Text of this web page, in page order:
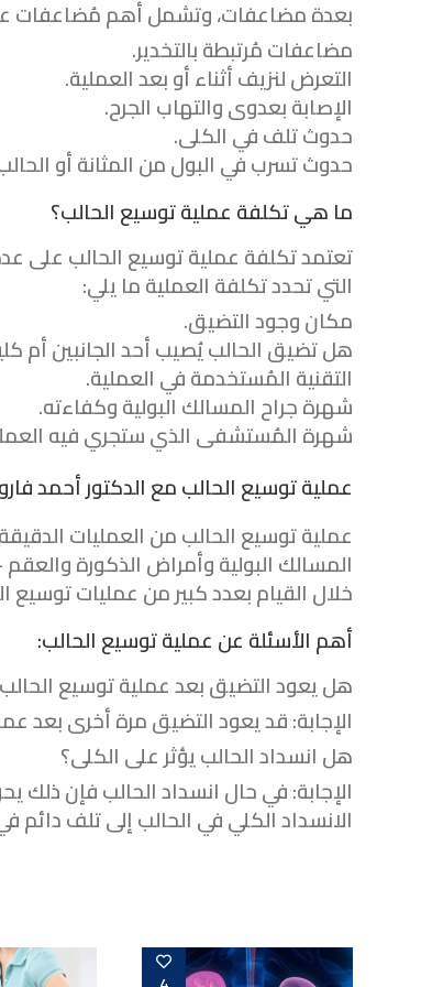
بعدة مضاعفات، وتشمل أهم مُضاعفات
مضاعفات مُرتبطة بالتخدير.
التعرض لنزيف أثناء أو بعد العملية.
الإصابة بعدوى والتهاب الجرح.
حدوث تلف في الكلى.
حدوث تسرب في البول من المثانة أو
ما هي تكلفة عملية توسيع الحالب؟
تعتمد تكلفة عملية توسيع الحالب على
التي تحدد تكلفة العملية ما يلي:
مكان وجود التضيق.
هل تضيق الحالب يُصيب أحد الجانبين أم
التقنية المُستخدمة في العملية.
شهرة جراح المسالك البولية وكفاءته.
شهرة المُستشفى الذي ستجري فيه
عملية توسيع الحالب مع الدكتور أحمد
عملية توسيع الحالب من العمليات
المسالك البولية وأمراض الذكورة والعقم
خلال القيام بعدد كبير من عمليات توسيع
أهم الأسئلة عن عملية توسيع الحالب:
هل يعود التضيق بعد عملية توسيع
الإجابة: قد يعود التضيق مرة أخرى بعد
هل انسداد الحالب يؤثر على الكلى؟
الإجابة: في حال انسداد الحالب فإن ذلك
الانسداد الكلي في الحالب إلى تلف دائم